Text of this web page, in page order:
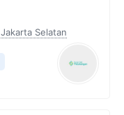
Jakarta Selatan